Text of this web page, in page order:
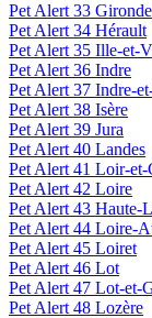
Pet Alert 33 Gironde
Pet Alert 34 Hérault
Pet Alert 35 Ille-et-
Pet Alert 36 Indre
Pet Alert 37 Indre-
Pet Alert 38 Isère
Pet Alert 39 Jura
Pet Alert 40 Landes
Pet Alert 41 Loir-et-
Pet Alert 42 Loire
Pet Alert 43 Haute-
Pet Alert 44 Loire-
Pet Alert 45 Loiret
Pet Alert 46 Lot
Pet Alert 47 Lot-et-
Pet Alert 48 Lozère